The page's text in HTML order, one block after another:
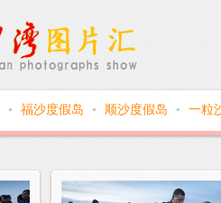
● 福沙度假岛 ● 顺沙度假岛 ● 一粒